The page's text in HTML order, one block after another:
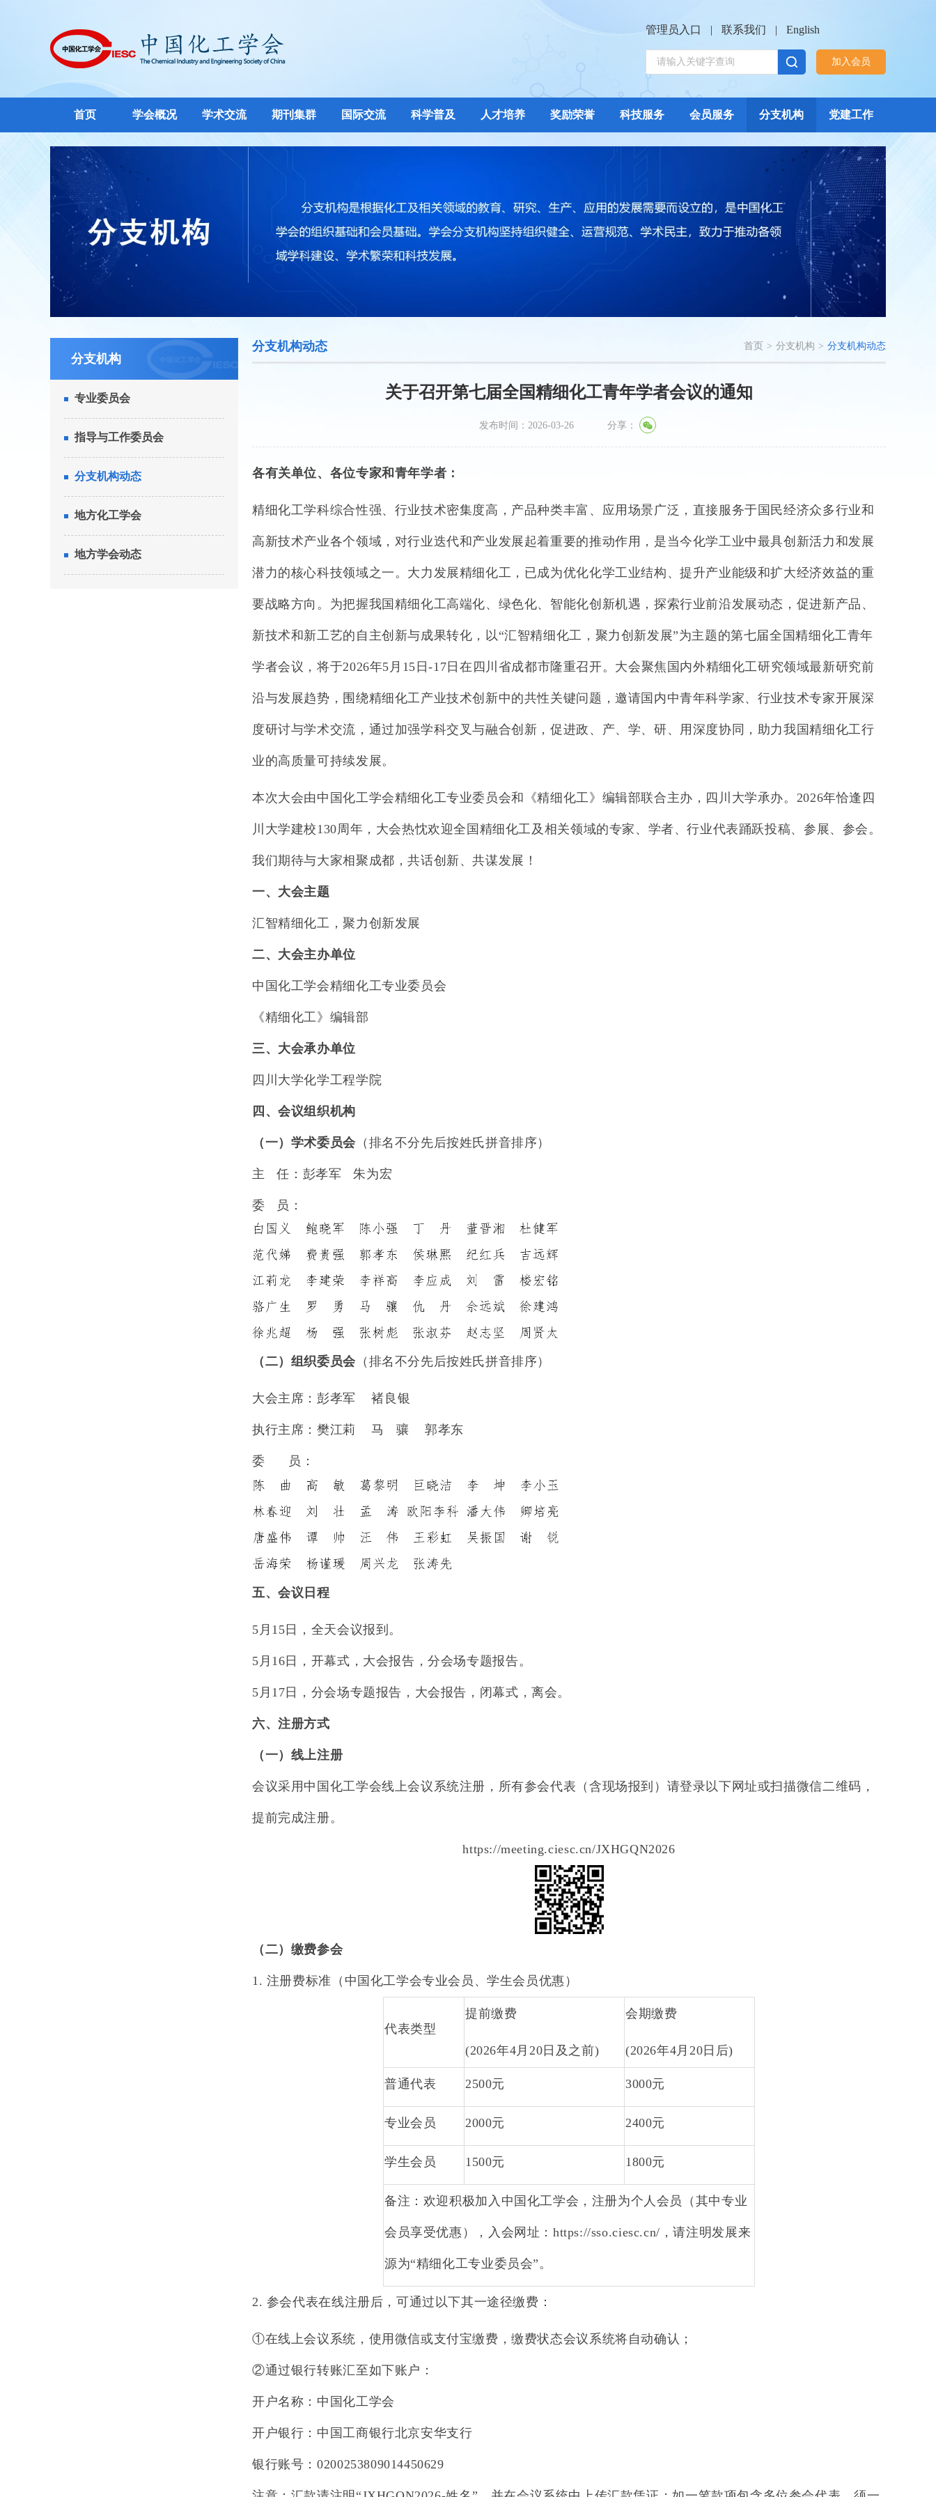
管理员入口 | 联系我们 | English
加入会员
首页 学会概况 学术交流 期刊集群 国际交流 科学普及 人才培养 奖励荣誉 科技服务 会员服务 分支机构 党建工作
分支机构
专业委员会
指导与工作委员会
分支机构动态
地方化工学会
地方学会动态
分支机构动态 首页 > 分支机构 > 分支机构动态
关于召开第七届全国精细化工青年学者会议的通知
发布时间：2026-03-26 分享：
各有关单位、各位专家和青年学者：
精细化工学科综合性强、行业技术密集度高，产品种类丰富、应用场景广泛，直接服务于国民经济众多行业和
高新技术产业各个领域，对行业迭代和产业发展起着重要的推动作用，是当今化学工业中最具创新活力和发展
潜力的核心科技领域之一。大力发展精细化工，已成为优化化学工业结构、提升产业能级和扩大经济效益的重
要战略方向。为把握我国精细化工高端化、绿色化、智能化创新机遇，探索行业前沿发展动态，促进新产品、
新技术和新工艺的自主创新与成果转化，以“汇智精细化工，聚力创新发展”为主题的第七届全国精细化工青年
学者会议，将于2026年5 月 15 日-17 日在四川省成都市隆重召开。大会聚焦国内外精细化工研究领域最新研究前
沿与发展趋势，围绕精细化工产业技术创新中的共性关键问题，邀请国内中青年科学家、行业技术专家开展深
度研讨与学术交流，通过加强学科交叉与融合创新，促进政、产、学、研、用深度协同，助力我国精细化工行
业的高质量可持续发展。
本次大会由中国化工学会精细化工专业委员会和《精细化工》编辑部联合主办，四川大学承办。 2026年恰逢四
川大学建校130周年，大会热忱欢迎全国精细化工及相关领域的专家、学者、行业代表踊跃投稿、参展、参会。
我们期待与大家相聚成都，共话创新、共谋发展！
一、大会主题
汇智精细化工，聚力创新发展
二、大会主办单位
中国化工学会精细化工专业委员会
《精细化工》编辑部
三、大会承办单位
四川大学化学工程学院
四、会议组织机构
（一）学术委员会（排名不分先后按姓氏拼音排序）
主 任：彭孝军 朱为宏
委 员：
（二）组织委员会（排名不分先后按姓氏拼音排序）
大会主席：彭孝军 褚良银
执行主席：樊江莉 马 骧 郭孝东
委 员：
五、会议日程
5 月 15 日，全天会议报到。
5 月 16 日，开幕式，大会报告，分会场专题报告。
5 月 17 日，分会场专题报告，大会报告，闭幕式，离会。
六、注册方式
（一）线上注册
会议采用中国化工学会线上会议系统注册，所有参会代表（含现场报到）请登录以下网址或扫描微信二维码，
提前完成注册。
https://meeting.ciesc.cn/JXHGQN2026
（二）缴费参会
1. 注册费标准（中国化工学会专业会员、学生会员优惠）
代表类型
提前缴费
(2026年4月 20 日及之前)
会期缴费
(2026年4月 20 日后)
普通代表 2500元 3000元
专业会员 2000元 2400元
学生会员 1500元 1800元
备注：欢迎积极加入中国化工学会，注册为个人会员（其中专业
会员享受优惠），入会网址： https://sso.ciesc.cn/ ，请注明发展来
源为“精细化工专业委员会”。
2. 参会代表在线注册后，可通过以下其一途径缴费：
①在线上会议系统，使用微信或支付宝缴费，缴费状态会议系统将自动确认；
②通过银行转账汇至如下账户：
开户名称：中国化工学会
开户银行：中国工商银行北京安华支行
银行账号：0200253809014450629